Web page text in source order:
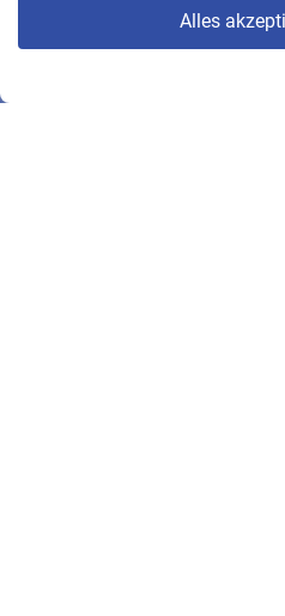
Alles
© VBL 2026